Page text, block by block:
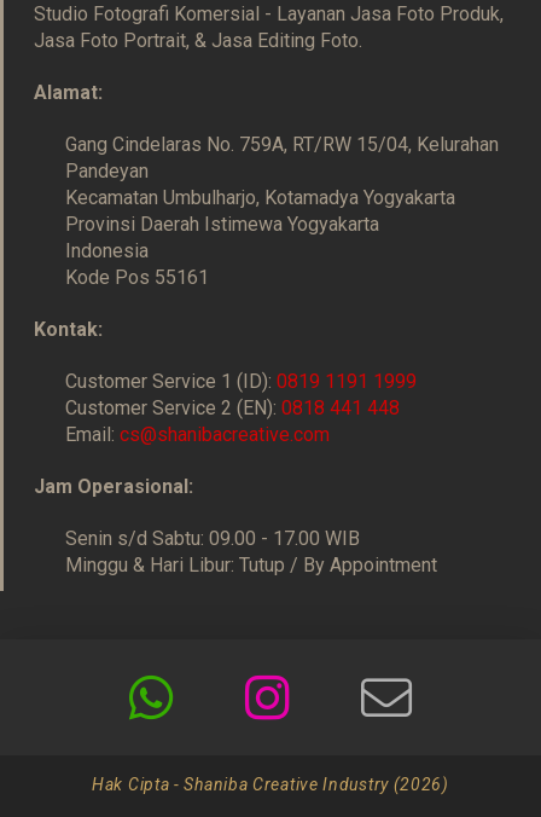
Studio Fotografi Komersial - Layanan Jasa Foto Produk,
Jasa Foto Portrait, & Jasa Editing Foto.
Alamat:
Gang Cindelaras No. 759A, RT/RW 15/04, Kelurahan
Pandeyan
Kecamatan Umbulharjo, Kotamadya Yogyakarta
Provinsi Daerah Istimewa Yogyakarta
Indonesia
Kode Pos 55161
Kontak:
Customer Service 1 (ID):0819 1191 1999
Customer Service 2 (EN):0818 441 448
Email:cs@shanibacreative.com
Jam Operasional:
Senin s/d Sabtu: 09.00 - 17.00 WIB
Minggu & Hari Libur: Tutup / By Appointment
Hak Cipta - Shaniba Creative Industry (2026)